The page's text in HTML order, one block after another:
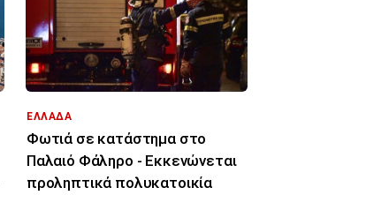
ΕΛΛΑΔΑ
Φωτιά σε κατάστημα στο
Παλαιό Φάληρο - Εκκενώνεται
προληπτικά πολυκατοικία